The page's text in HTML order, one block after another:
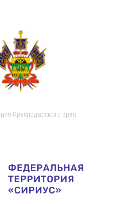
Краснодарского края